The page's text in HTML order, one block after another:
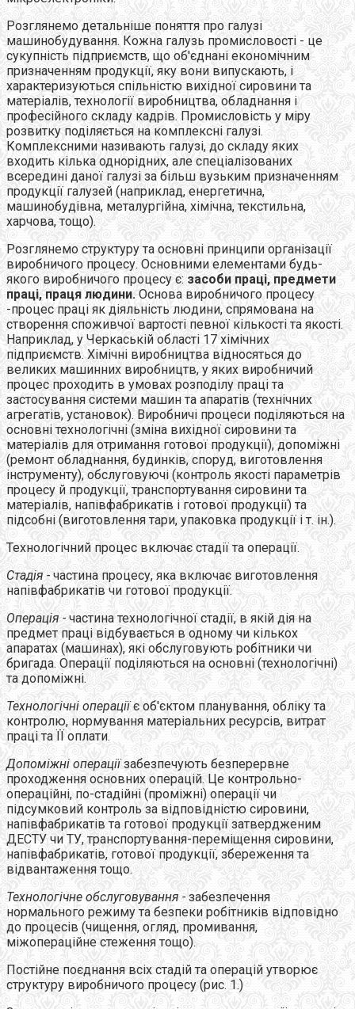
Розглянемо детальніше поняття про галузі
машинобудування. Кожна галузь промисловості - це
сукупність підприємств, що об'єднані економічним
призначенням продукції, яку вони випускають, і
характеризуються спільністю вихідної сировини та
матеріалів, технології виробництва, обладнання і
професійного складу кадрів. Промисловість у міру
розвитку поділяється на комплексні галузі.
Комплексними називають галузі, до складу яких
входить кілька однорідних, але спеціалізованих
всередині даної галузі за більш вузьким призначенням
продукції галузей (наприклад, енергетична,
машинобудівна, металургійна, хімічна, текстильна,
харчова, тощо).
Розглянемо структуру та основні принципи організації
виробничого процесу. Основними елементами будь-
якого виробничого процесу є: засоби праці, предмети
праці, праця людини. Основа виробничого процесу
-процес праці як діяльність людини, спрямована на
створення споживчої вартості певної кількості та якості.
Наприклад, у Черкаській області 17 хімічних
підприємств. Хімічні виробництва відносяться до
великих машинних виробництв, у яких виробничий
процес проходить в умовах розподілу праці та
застосування системи машин та апаратів (технічних
агрегатів, установок). Виробничі процеси поділяються на
основні технологічні (зміна вихідної сировини та
матеріалів для отримання готової продукції), допоміжні
(ремонт обладнання, будинків, споруд, виготовлення
інструменту), обслуговуючі (контроль якості параметрів
процесу й продукції, транспортування сировини та
матеріалів, напівфабрикатів і готової продукції) та
підсобні (виготовлення тари, упаковка продукції і т. ін.).
Технологічний процес включає стадії та операції.
Стадія - частина процесу, яка включає виготовлення
напівфабрикатів чи готової продукції.
Операція -частина технологічної стадії, в якій дія на
предмет праці відбувається в одному чи кількох
апаратах (машинах), які обслуговують робітники чи
бригада. Операції поділяються на основні (технологічні)
та допоміжні.
Технологічні операціїє об'єктом планування, обліку та
контролю, нормування матеріальних ресурсів, витрат
праці та ЇЇ оплати.
Допоміжні операціїзабезпечують безперервне
проходження основних операцій. Це контрольно-
операційні, по-стадійні (проміжні) операції чи
підсумковий контроль за відповідністю сировини,
напівфабрикатів та готової продукції затвердженим
ДЕСТУ чи ТУ, транспортування-переміщення сировини,
напівфабрикатів, готової продукції, збереження та
відвантаження тощо.
Технологічне обслуговування -забезпечення
нормального режиму та безпеки робітників відповідно
до процесів (чищення, огляд, промивання,
міжопераційне стеження тощо).
Постійне поєднання всіх стадій та операцій утворює
структуру виробничого процесу (рис. 1.)